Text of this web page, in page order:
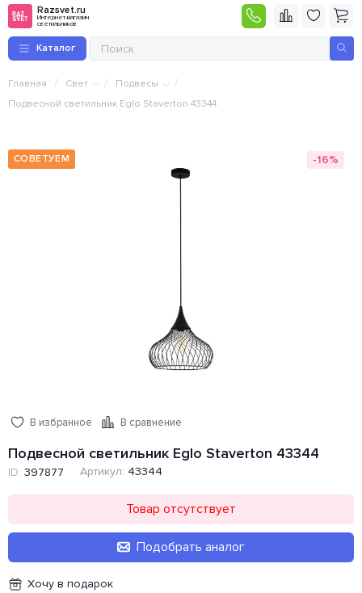
Razsvet.ru
Интернет-магазин
светильников
Каталог
Главная / Свет / Подвесы /
Подвесной светильник Eglo Staverton 43344
СОВЕТУЕМ -16%
В избранное В сравнение
Подвесной светильник Eglo Staverton 43344
ID: 397877 Артикул: 43344
Товар отсутствует
Подобрать аналог
Хочу в подарок